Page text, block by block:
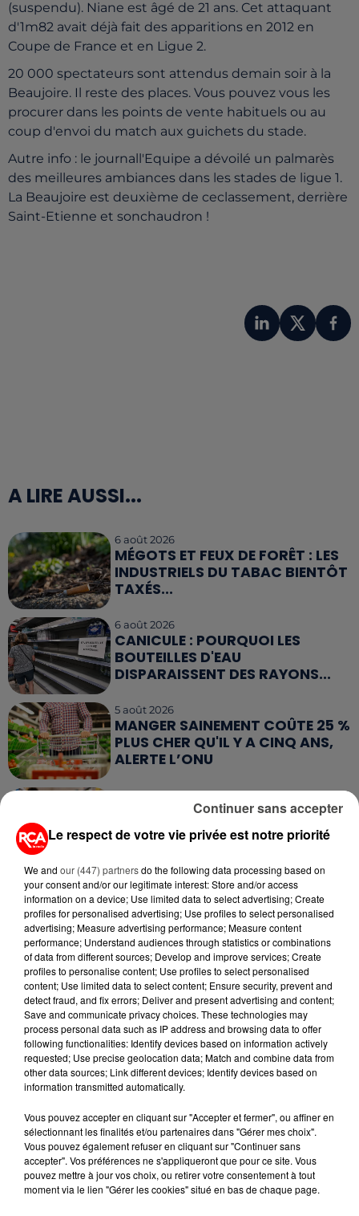
(suspendu). Niane est âgé de 21 ans. Cet attaquant
d'1m82 avait déjà fait des apparitions en 2012 en
Coupe de France et en Ligue 2.
20 000 spectateurs sont attendus demain soir à la
Beaujoire. Il reste des places. Vous pouvez vous les
procurer dans les points de vente habituels ou au
coup d'envoi du match aux guichets du stade.
Autre info : le journall'Equipe a dévoilé un palmarès
des meilleures ambiances dans les stades de ligue 1.
La Beaujoire est deuxième de ceclassement, derrière
Saint-Etienne et sonchaudron !
A LIRE AUSSI...
6 août 2026
MÉGOTS ET FEUX DE FORÊT : LES
INDUSTRIELS DU TABAC BIENTÔT
TAXÉS...
6 août 2026
CANICULE : POURQUOI LES
BOUTEILLES D'EAU
DISPARAISSENT DES RAYONS...
5 août 2026
MANGER SAINEMENT COÛTE 25 %
PLUS CHER QU'IL Y A CINQ ANS,
ALERTE L’ONU
5 août 2026
QUELLES SONT LES MARQUES QUI
OFFRENT LE MEILLEUR RAPPORT...
5 août 2026
MOUCHES : LES 5 RÉFLEXES À
ADOPTER POUR ÉVITER
L'INVASION CET ÉTÉ...
4 août 2026
ÉCLIPSE SOLAIRE DU 12 AOÛT : LA
RUÉE VERS LES LUNETTES DE...
RETROUVEZ TOUTE L'ACTU DE LA RÉGION ET
RECEVEZ LES ALERTES INFOS DE LA RÉDACTION
EN TÉLÉCHARGEANT L'APPLICATION MOBILE
RCA
Le respect de votre vie privée est notre priorité
We and our (447) partnersdo the following data processing based on
your consent and/or our legitimate interest: Store and/or access
information on a device; Use limited data to select advertising; Create
profiles for personalised advertising; Use profiles to select personalised
advertising; Measure advertising performance; Measure content
performance; Understand audiences through statistics or combinations
of data from different sources; Develop and improve services; Create
profiles to personalise content; Use profiles to select personalised
content; Use limited data to select content; Ensure security, prevent and
detect fraud, and fix errors; Deliver and present advertising and content;
Save and communicate privacy choices. These technologies may
process personal data such as IP address and browsing data to offer
following functionalities: Identify devices based on information actively
requested; Use precise geolocation data; Match and combine data from
other data sources; Link different devices; Identify devices based on
information transmitted automatically.
Vous pouvez accepter en cliquant sur "Accepter et fermer", ou affiner en
sélectionnant les finalités et/ou partenaires dans "Gérer mes choix".
Vous pouvez également refuser en cliquant sur "Continuer sans
accepter". Vos préférences ne s'appliqueront que pour ce site. Vous
pouvez mettre à jour vos choix, ou retirer votre consentement à tout
moment via le lien "Gérer les cookies" situé en bas de chaque page.
Continuer sans accepter